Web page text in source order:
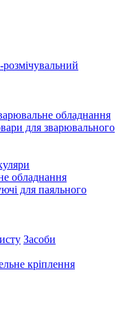
обладнання
для зварювального
обладнання
для паяльного
Засоби
кріплення